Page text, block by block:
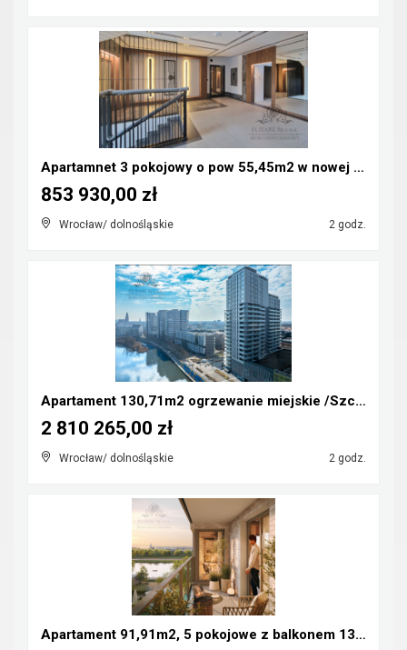
Apartamnet 3 pokojowy o pow 55,45m2 w nowej inwest...
Wrocław/ dolnośląskie 2 godz.
853 930,00 zł
Apartament 130,71m2 ogrzewanie miejskie /Szczepin ...
Wrocław/ dolnośląskie 2 godz.
2 810 265,00 zł
Apartament 91,91m2, 5 pokojowe z balkonem 13,01m2/...